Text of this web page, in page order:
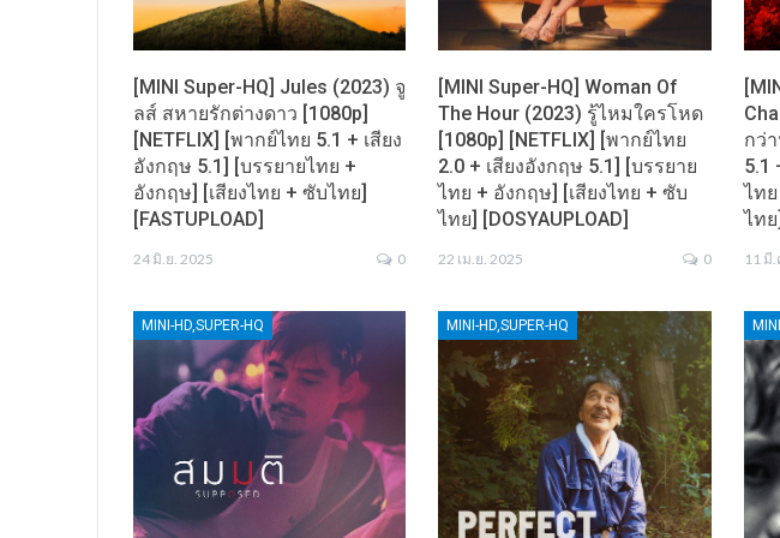
[MINI Super-HQ] Jules (2023) จู
ลส์ สหายรักต่างดาว [1080p]
[NETFLIX] [พากย์ไทย 5.1 + เสียง
อังกฤษ 5.1] [บรรยายไทย +
อังกฤษ] [เสียงไทย + ซับไทย]
[FASTUPLOAD]
24 มิ.ย. 2025 0
[MINI Super-HQ] Woman Of
The Hour (2023) รู้ไหมใครโหด
[1080p] [NETFLIX] [พากย์ไทย
2.0 + เสียงอังกฤษ 5.1] [บรรยาย
ไทย + อังกฤษ] [เสียงไทย + ซับ
ไทย] [DOSYAUPLOAD]
22 เม.ย. 2025 0
กว่
5.1
ไท
ไทย
11 มี
MINI-HD,SUPER-HQ MINI-HD,SUPER-HQ